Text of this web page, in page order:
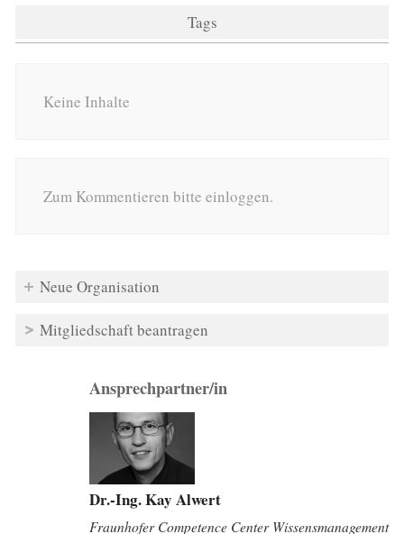
Tags
Keine Inhalte
Zum Kommentieren bitte einloggen.
Neue Organisation
Mitgliedschaft beantragen
Ansprechpartner/in
Dr.-Ing. Kay Alwert
Fraunhofer Competence Center Wissensmanagement